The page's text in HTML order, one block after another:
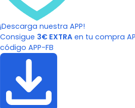
¡Descarga nuestra APP!
Consigue 3€ EXTRA en tu compra
código APP-FB